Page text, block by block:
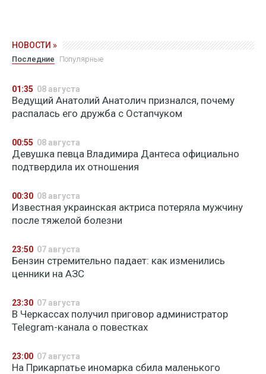
НОВОСТИ »
Последние Популярные
01:35 08 августа
Ведущий Анатолий Анатолич признался, почему
распалась его дружба с Остапчуком
00:55 08 августа
Девушка певца Владимира Дантеса официально
подтвердила их отношения
00:30 08 августа
Известная украинская актриса потеряла мужчину
после тяжелой болезни
23:50 07 августа
Бензин стремительно падает: как изменились
ценники на АЗС
23:30 07 августа
В Черкассах получил приговор администратор
Telegram-канала о повестках
23:00 07 августа
На Прикарпатье иномарка сбила маленького